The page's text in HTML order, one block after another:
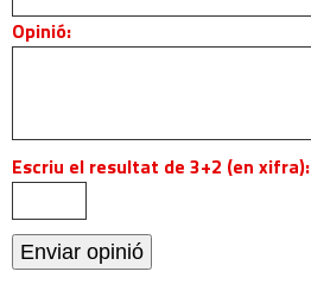
Opinió:
Escriu el resultat de 3+2 (en xifra):